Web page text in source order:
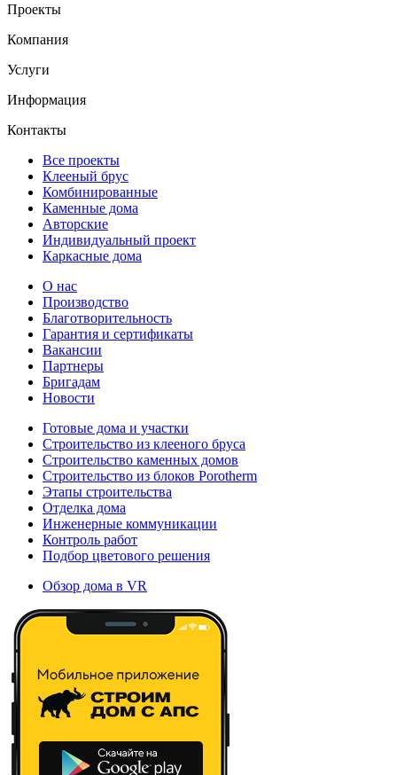
Проекты
Компания
Услуги
Информация
Контакты
Все проекты
Клееный брус
Комбинированные
Каменные дома
Авторские
Индивидуальный проект
Каркасные дома
О нас
Производство
Благотворительность
Гарантия и сертификаты
Вакансии
Партнеры
Бригадам
Новости
Готовые дома и участки
Строительство из клееного бруса
Строительство каменных домов
Строительство из блоков Porotherm
Этапы строительства
Отделка дома
Инженерные коммуникации
Контроль работ
Подбор цветового решения
Обзор дома в VR